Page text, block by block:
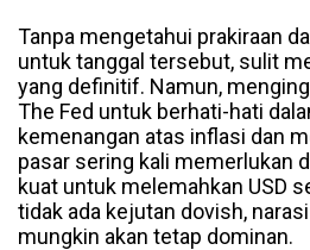
Tanpa mengetahui prakiraan
untuk tanggal tersebut, sulit
yang definitif. Namun,
The Fed untuk berhati-hati
kemenangan atas inflasi dan
pasar sering kali memerlukan
kuat untuk melemahkan USD
tidak ada kejutan dovish,
mungkin akan tetap dominan.